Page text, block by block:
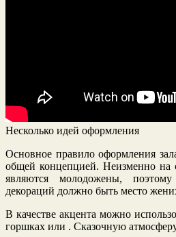
Несколько идей оформления
Основное правило оформления
общей концепцией. Неизменно на
являются молодожены,
декораций должно быть место
В качестве акцента можно
горшках или . Сказочную